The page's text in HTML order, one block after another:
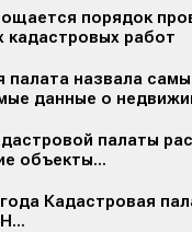
порядок
кадастровых работ
палата назвала
данные о
палаты
объекты...
года Кадастровая